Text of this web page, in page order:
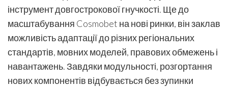
інструмент довгострокової гнучкості. Ще до
масштабування Cosmobet на нові ринки, він заклав
можливість адаптації до різних регіональних
стандартів, мовних моделей, правових обмежень і
навантажень. Завдяки модульності, розгортання
нових компонентів відбувається без зупинки